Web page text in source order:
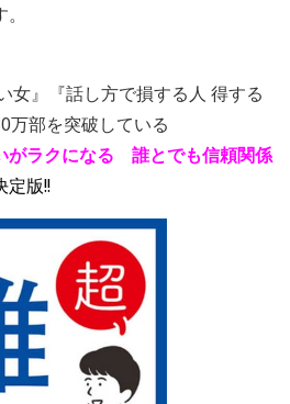
女』『話し方で損する人 得する
万部を突破している
がラクになる 誰とでも信頼関係
定版!!